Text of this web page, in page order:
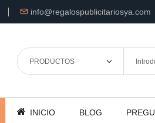
info@regalospublicitariosya.com
INICIO BLOG